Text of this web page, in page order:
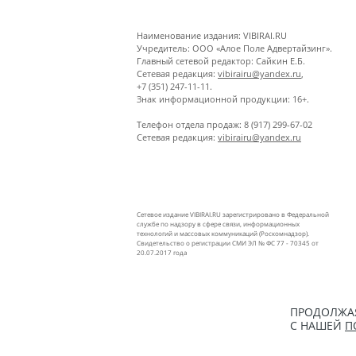
Наименование издания: VIBIRAI.RU
Учредитель: ООО «Алое Поле Адвертайзинг».
Главный сетевой редактор: Сайкин Е.Б.
Сетевая редакция: vibirairu@yandex.ru
+7 (351) 247-11-11.
Знак информационной продукции: 16+.
Телефон отдела продаж: 8 (917) 299-67-02
Сетевая редакция: vibirairu@yandex.ru
Сетевое издание VIBIRAI.RU зарегистрировано в Федеральной
службе по надзору в сфере связи, информационных
технологий и массовых коммуникаций (Роскомнадзор).
Свидетельство о регистрации СМИ ЭЛ № ФС 77 - 70345 от
20.07.2017 года
С НАШЕЙ